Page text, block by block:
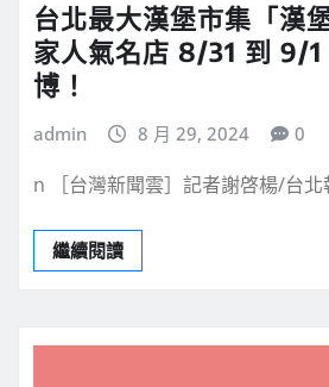
台北最大漢堡市集「漢
家人氣名店 8/31 到 9/1
博！
admin 8 月 29, 2024 0
n ［台灣新聞雲］記者謝啓楊/台
繼續閱讀